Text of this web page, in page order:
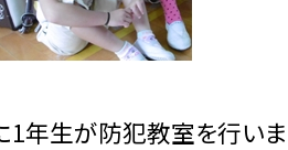
1年生が防犯教室を行い